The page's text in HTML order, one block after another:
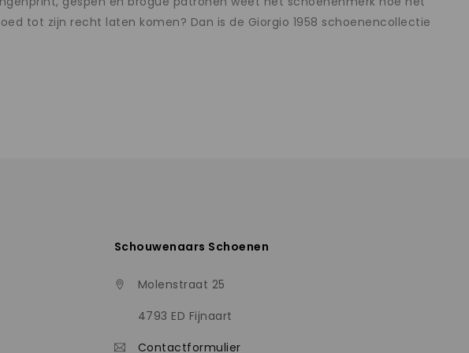
tot zijn recht laten komen? Dan is de Giorgio 1958 schoenencollectie
Schouwenaars Schoenen
Molenstraat 25
4793 ED Fijnaart
Contactformulier